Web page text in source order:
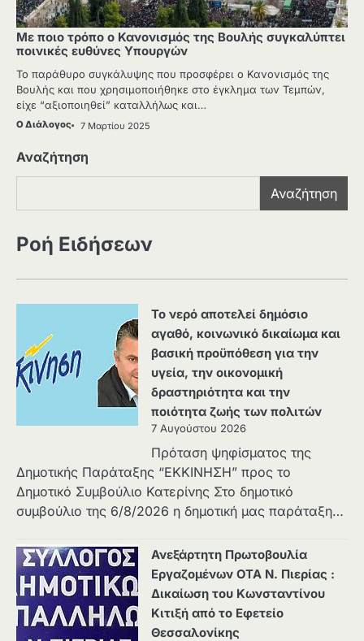
Με ποιο τρόπο ο Κανονισμός της Βουλής συγκαλύπτει
ποινικές ευθύνες Υπουργών
Το παράθυρο συγκάλυψης που προσφέρει ο Κανονισμός της
Βουλής και που χρησιμοποιήθηκε στο έγκλημα των Τεμπών,
είχε “αξιοποιηθεί” καταλλήλως και…
Ο Διάλογος 7 Μαρτίου 2025
Αναζήτηση
Αναζήτηση
Ροή Ειδήσεων
Το νερό αποτελεί δημόσιο
αγαθό, κοινωνικό δικαίωμα και
βασική προϋπόθεση για την
υγεία, την οικονομική
δραστηριότητα και την
ποιότητα ζωής των πολιτών
7 Αυγούστου 2026
Πρόταση ψηφίσματος της
Δημοτικής Παράταξης “ΕΚΚΙΝΗΣΗ” προς το
Δημοτικό Συμβούλιο Κατερίνης Στο δημοτικό
συμβούλιο της 6/8/2026 η δημοτική μας παράταξη…
Ανεξάρτητη Πρωτοβουλία
Εργαζομένων ΟΤΑ Ν. Πιερίας :
Δικαίωση του Κωνσταντίνου
Κιτιξή από το Εφετείο
Θεσσαλονίκης